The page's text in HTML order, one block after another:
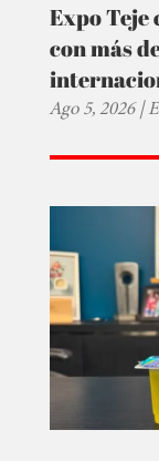
Expo
con más
Ago 5, 2026|